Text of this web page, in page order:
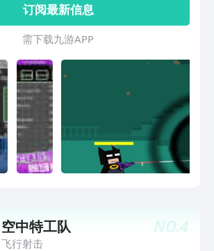
【游戏特色】 数百种枪支弹药、角色服
装搭配、包括子弹、人物、BOSS的特
效、总计过万种特效，一场游戏下来，让
你体验不一样的绚丽枪战。还有四大模式
任你 挑战.
订阅最新信息
需 下 载 九 游 A P P
NO.4
空中特工队
飞行射击